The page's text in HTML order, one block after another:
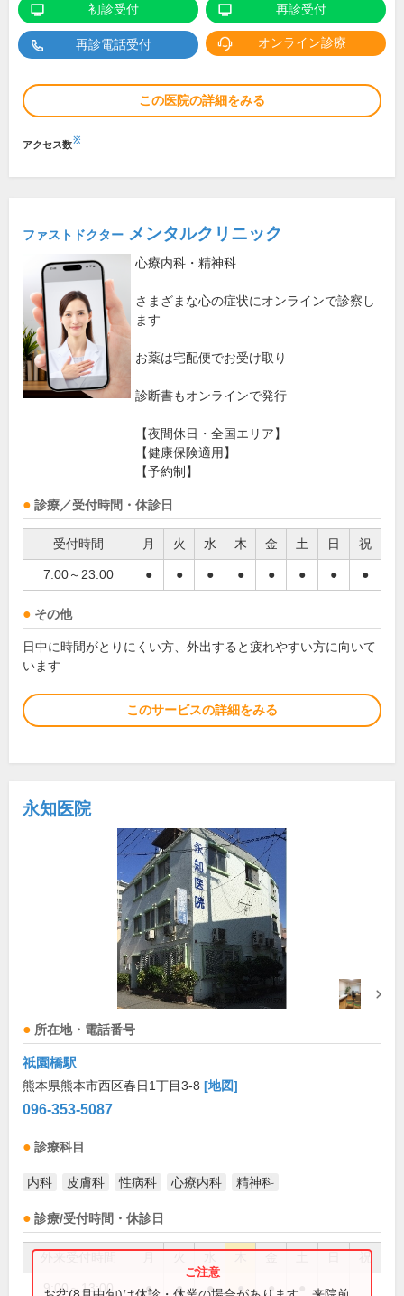
初診受付 再診受付
再診電話受付 オンライン診療
この医院の詳細をみる
アクセス数※
ファストドクター メンタルクリニック
心療内科・精神科
さまざまな心の症状にオンラインで診察し
ます
お薬は宅配便でお受け取り
診断書もオンラインで発行
【夜間休日・全国エリア】
【健康保険適用】
【予約制】
診療／受付時間・休診日
受付時間 月 火 水 木 金 土 日 祝
7:00～23:00 ● ● ● ● ● ● ● ●
その他
日中に時間がとりにくい方、外出すると疲れやすい方に向いて
います
このサービスの詳細をみる
永知医院
所在地・電話番号
祇園橋駅
熊本県熊本市西区春日1丁目3-8 [地図]
096-353-5087
診療科目
内科 皮膚科 性病科 心療内科 精神科
診療/受付時間・休診日
祝
9:00～13:00 ● ● ● ● ●